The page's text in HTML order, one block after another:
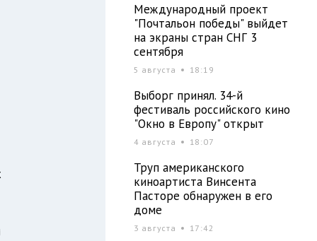
Международный проект
"Почтальон победы" выйдет
на экраны стран СНГ 3
сентября
5 августа 18:19
Выборг принял. 34-й
фестиваль российского кино
"Окно в Европу" открыт
4 августа 18:07
Труп американского
киноартиста Винсента
Пасторе обнаружен в его
доме
3 августа 17:42